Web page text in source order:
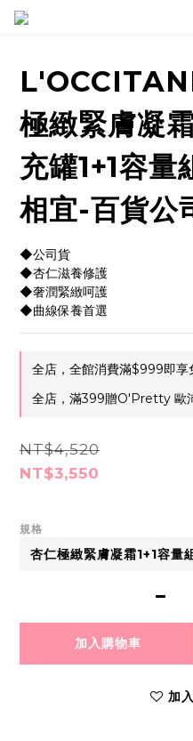
極緻緊膚凝
充罐1+1容
相宜-百貨公
◆公司貨
◆杏仁滋養修護
◆奢潤緊緻呵護
◆曲線保養首選
全店，全館消費滿$999即享
全店，滿399贈O'Pretty 歐
NT$4,520
NT$3,550
規格
加入購物車
加